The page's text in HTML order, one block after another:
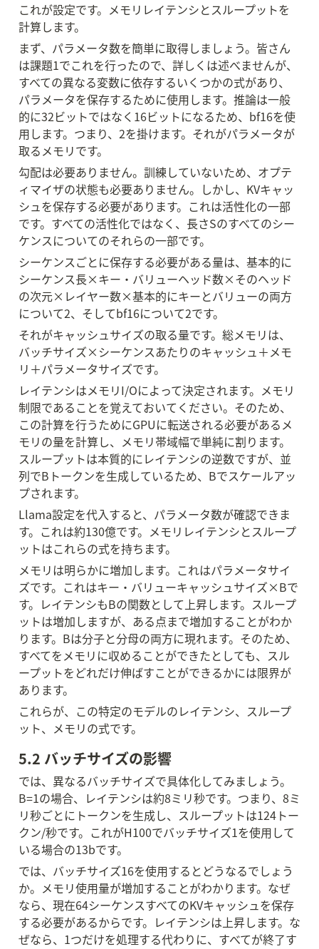
これが設定です。メモリレイテンシとスループットを
計算します。
まず、パラメータ数を簡単に取得しましょう。皆さん
は課題1でこれを行ったので、詳しくは述べませんが、
すべての異なる変数に依存するいくつかの式があり、
パラメータを保存するために使用します。推論は一般
的に32ビットではなく16ビットになるため、bf16を使
用します。つまり、2を掛けます。それがパラメータが
取るメモリです。
勾配は必要ありません。訓練していないため、オプテ
ィマイザの状態も必要ありません。しかし、KVキャッ
シュを保存する必要があります。これは活性化の一部
です。すべての活性化ではなく、長さSのすべてのシー
ケンスについてのそれらの一部です。
シーケンスごとに保存する必要がある量は、基本的に
シーケンス長×キー・バリューヘッド数×そのヘッド
の次元×レイヤー数×基本的にキーとバリューの両方
について2、そしてbf16について2です。
それがキャッシュサイズの取る量です。総メモリは、
バッチサイズ×シーケンスあたりのキャッシュ＋メモ
リ＋パラメータサイズです。
レイテンシはメモリI/Oによって決定されます。メモリ
制限であることを覚えておいてください。そのため、
この計算を行うためにGPUに転送される必要があるメ
モリの量を計算し、メモリ帯域幅で単純に割ります。
スループットは本質的にレイテンシの逆数ですが、並
列でBトークンを生成しているため、Bでスケールアッ
プされます。
Llama設定を代入すると、パラメータ数が確認できま
す。これは約130億です。メモリレイテンシとスループ
ットはこれらの式を持ちます。
メモリは明らかに増加します。これはパラメータサイ
ズです。これはキー・バリューキャッシュサイズ×Bで
す。レイテンシもBの関数として上昇します。スループ
ットは増加しますが、ある点まで増加することがわか
ります。Bは分子と分母の両方に現れます。そのため、
すべてをメモリに収めることができたとしても、スル
ープットをどれだけ伸ばすことができるかには限界が
あります。
これらが、この特定のモデルのレイテンシ、スループ
ット、メモリの式です。
5.2 バッチサイズの影響
では、異なるバッチサイズで具体化してみましょう。
B=1の場合、レイテンシは約8ミリ秒です。つまり、8ミ
リ秒ごとにトークンを生成し、スループットは124トー
クン/秒です。これがH100でバッチサイズ1を使用して
いる場合の13bです。
では、バッチサイズ16を使用するとどうなるでしょう
か。メモリ使用量が増加することがわかります。なぜ
なら、現在64シーケンスすべてのKVキャッシュを保存
する必要があるからです。レイテンシは上昇します。な
ぜなら、1つだけを処理する代わりに、すべてが終了す